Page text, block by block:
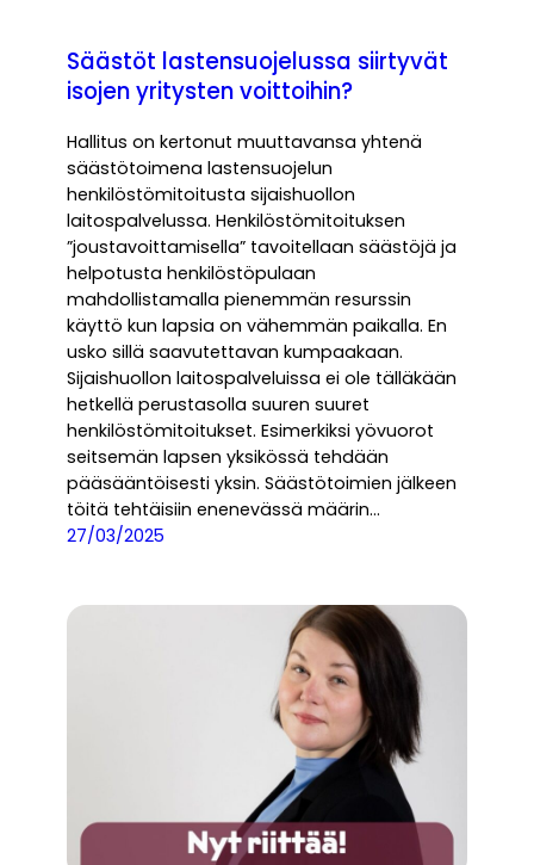
Säästöt lastensuojelussa siirtyvät
isojen yritysten voittoihin?
Hallitus on kertonut muuttavansa yhtenä
säästötoimena lastensuojelun
henkilöstömitoitusta sijaishuollon
laitospalvelussa. Henkilöstömitoituksen
”joustavoittamisella” tavoitellaan säästöjä ja
helpotusta henkilöstöpulaan
mahdollistamalla pienemmän resurssin
käyttö kun lapsia on vähemmän paikalla. En
usko sillä saavutettavan kumpaakaan.
Sijaishuollon laitospalveluissa ei ole tälläkään
hetkellä perustasolla suuren suuret
henkilöstömitoitukset. Esimerkiksi yövuorot
seitsemän lapsen yksikössä tehdään
pääsääntöisesti yksin. Säästötoimien jälkeen
töitä tehtäisiin enenevässä määrin…
27/03/2025